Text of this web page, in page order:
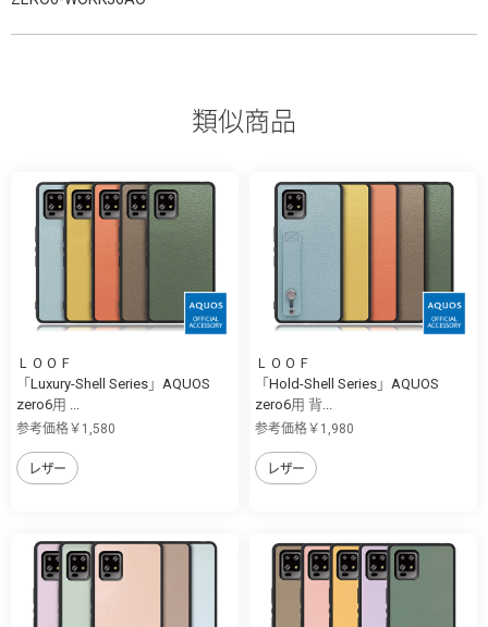
類似商品
ＬＯＯＦ
「Luxury-Shell Series」AQUOS
zero6用 ...
参考価格￥1,580
レザー
ＬＯＯＦ
「Hold-Shell Series」AQUOS
zero6用 背...
参考価格￥1,980
レザー